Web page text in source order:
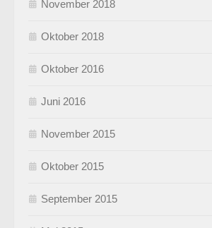
November 2018
Oktober 2018
Oktober 2016
Juni 2016
November 2015
Oktober 2015
September 2015